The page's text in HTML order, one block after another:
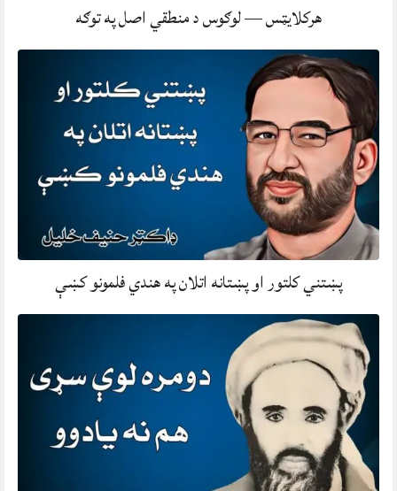
هرکلایټس — لوګوس د منطقي اصل په توګه
پښتني کلتور او پښتانه اتلان په هندي فلمونو کښې